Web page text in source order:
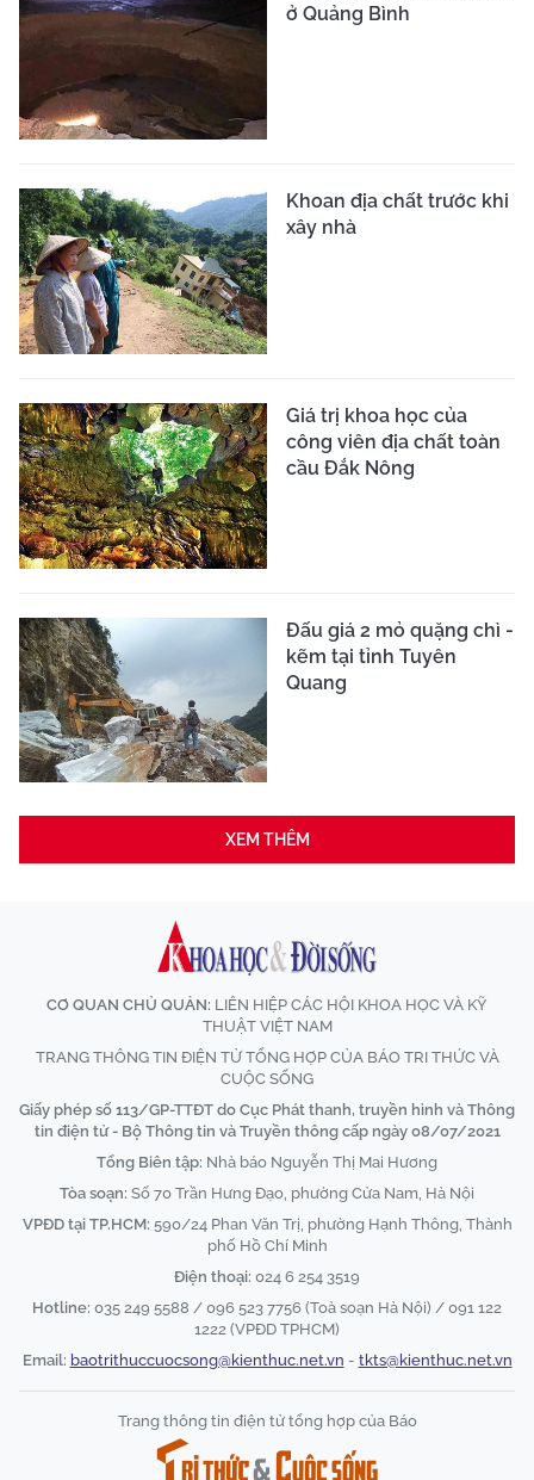
ở Quảng Bình
Khoan địa chất trước khi
xây nhà
Giá trị khoa học của
công viên địa chất toàn
cầu Đắk Nông
Đấu giá 2 mỏ quặng chì -
kẽm tại tỉnh Tuyên
Quang
XEM THÊM
CƠ QUAN CHỦ QUẢN: LIÊN HIỆP CÁC HỘI KHOA HỌC VÀ KỸ
THUẬT VIỆT NAM
TRANG THÔNG TIN ĐIỆN TỬ TỔNG HỢP CỦA BÁO TRI THỨC VÀ
CUỘC SỐNG
Giấy phép số 113/GP-TTĐT do Cục Phát thanh, truyền hình và Thông
tin điện tử - Bộ Thông tin và Truyền thông cấp ngày 08/07/2021
Tổng Biên tập: Nhà báo Nguyễn Thị Mai Hương
Tòa soạn: Số 70 Trần Hưng Đạo, phường Cửa Nam, Hà Nội
VPĐD tại TP.HCM: 590/24 Phan Văn Trị, phường Hạnh Thông, Thành
phố Hồ Chí Minh
Điện thoại: 024 6 254 3519
Hotline: 035 249 5588 / 096 523 7756 (Toà soạn Hà Nội) / 091 122
1222 (VPĐD TPHCM)
Email: baotrithuccuocsong@kienthuc.net.vn - tkts@kienthuc.net.vn
Trang thông tin điện tử tổng hợp của Báo